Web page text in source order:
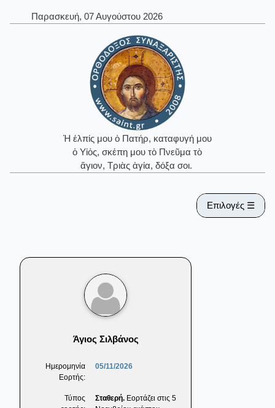
Παρασκευή, 07 Αυγούστου 2026
Ἡ ἐλπίς μου ὁ Πατήρ, καταφυγή μου
ὁ Υἱός, σκέπη μου τὸ Πνεῦμα τὸ
ἅγιον, Τριὰς ἁγία, δόξα σοι.
Επιλογές ☰
Άγιος Σιλβάνος
Ημερομηνία
Εορτής:
05/11/2026
Τύπος
Σταθερή. Εορτάζει στις 5